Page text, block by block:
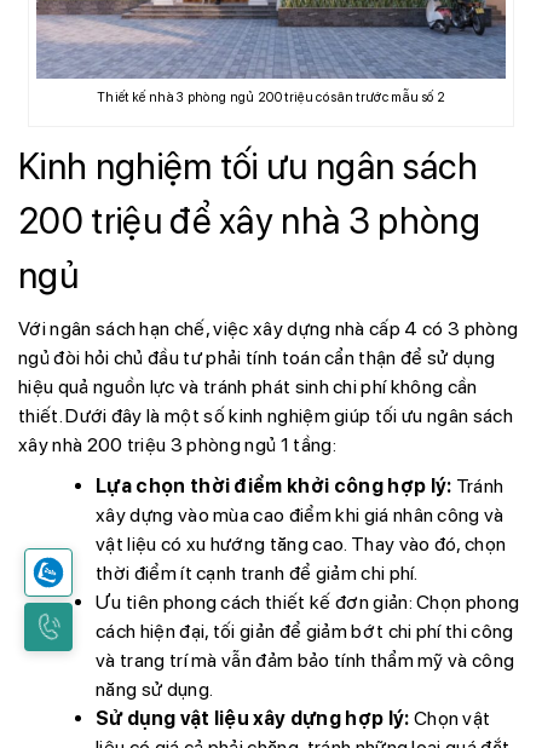
Thiết kế nhà 3 phòng ngủ 200 triệu có sân trước mẫu số 2
Kinh nghiệm tối ưu ngân sách
200 triệu để xây nhà 3 phòng
ngủ
Với ngân sách hạn chế, việc xây dựng nhà cấp 4 có 3 phòng
ngủ đòi hỏi chủ đầu tư phải tính toán cẩn thận để sử dụng
hiệu quả nguồn lực và tránh phát sinh chi phí không cần
thiết. Dưới đây là một số kinh nghiệm giúp tối ưu ngân sách
xây nhà 200 triệu 3 phòng ngủ 1 tầng:
Lựa chọn thời điểm khởi công hợp lý: Tránh
xây dựng vào mùa cao điểm khi giá nhân công và
vật liệu có xu hướng tăng cao. Thay vào đó, chọn
thời điểm ít cạnh tranh để giảm chi phí.
Ưu tiên phong cách thiết kế đơn giản: Chọn phong
cách hiện đại, tối giản để giảm bớt chi phí thi công
và trang trí mà vẫn đảm bảo tính thẩm mỹ và công
năng sử dụng.
Sử dụng vật liệu xây dựng hợp lý: Chọn vật